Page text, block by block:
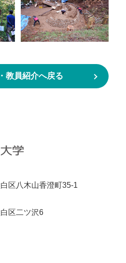
教員紹介へ戻る
区八木山香澄町35-1
区二ツ沢6